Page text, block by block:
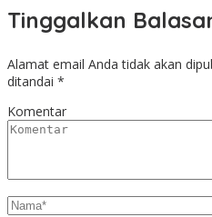
Tinggalkan
Alamat email Anda tidak akan
ditandai *
Komentar